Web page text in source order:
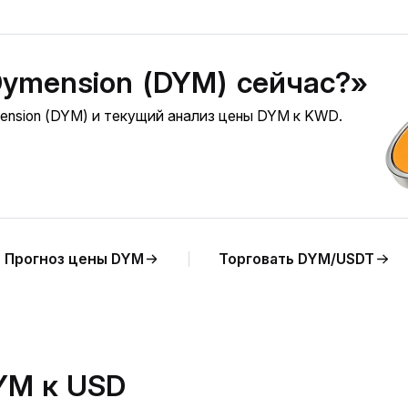
(DYM) сейчас?»
(DYM) и текущий анализ цены DYM к KWD.
Прогноз цены DYM Торговать DYM/USDT
к USD